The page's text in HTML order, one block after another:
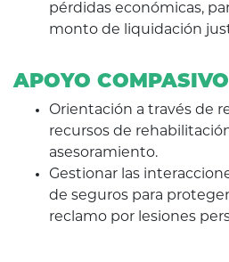
pérdidas económicas,
monto de liquidación
APOYO COMPASIVO
Orientación a través de
recursos de
asesoramiento.
Gestionar las
de seguros para
reclamo por lesiones